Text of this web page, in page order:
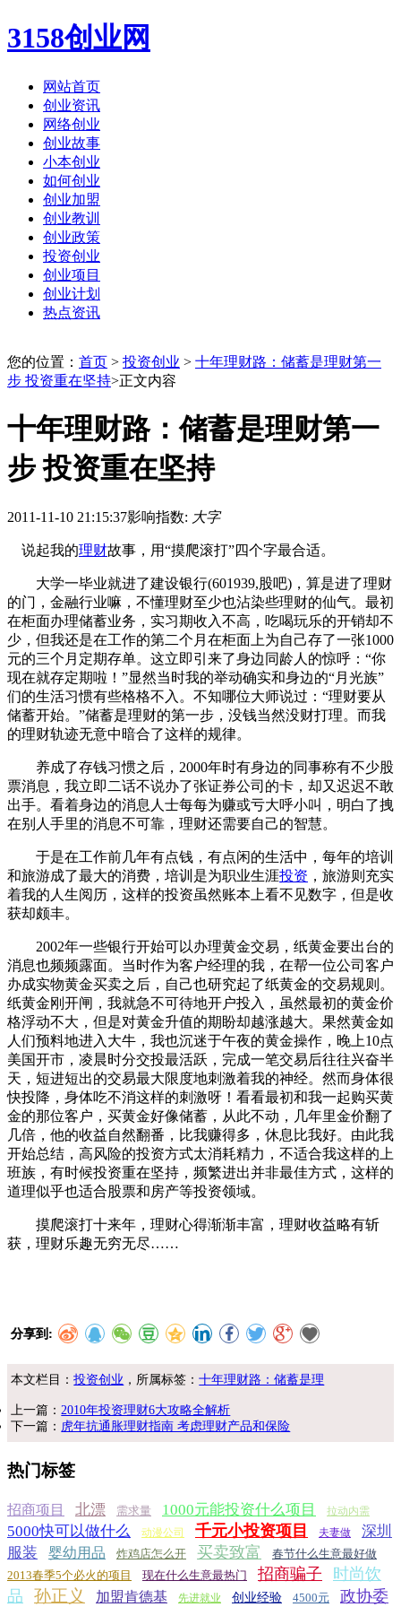
3158创业网
网站首页
创业资讯
网络创业
创业故事
小本创业
如何创业
创业加盟
创业教训
创业政策
投资创业
创业项目
创业计划
热点资讯
您的位置： 首页 > 投资创业 > 十年理财路：储蓄是理财第一
步 投资重在坚持>正文内容
十年理财路：储蓄是理财第一
步 投资重在坚持
2011-11-10 21:15:37影响指数: 大字
说起我的理财故事，用“摸爬滚打”四个字最合适。
大学一毕业就进了建设银行(601939,股吧)，算是进了理财
的门，金融行业嘛，不懂理财至少也沾染些理财的仙气。最初
在柜面办理储蓄业务，实习期收入不高，吃喝玩乐的开销却不
少，但我还是在工作的第二个月在柜面上为自己存了一张1000
元的三个月定期存单。这立即引来了身边同龄人的惊呼：“你
现在就存定期啦！”显然当时我的举动确实和身边的“月光族”
们的生活习惯有些格格不入。不知哪位大师说过：“理财要从
储蓄开始。”储蓄是理财的第一步，没钱当然没财打理。而我
的理财轨迹无意中暗合了这样的规律。
养成了存钱习惯之后，2000年时有身边的同事称有不少股
票消息，我立即二话不说办了张证券公司的卡，却又迟迟不敢
出手。看着身边的消息人士每每为赚或亏大呼小叫，明白了拽
在别人手里的消息不可靠，理财还需要自己的智慧。
于是在工作前几年有点钱，有点闲的生活中，每年的培训
和旅游成了最大的消费，培训是为职业生涯投资 ，旅游则充实
着我的人生阅历，这样的投资虽然账本上看不见数字，但是收
获却颇丰。
2002年一些银行开始可以办理黄金交易，纸黄金要出台的
消息也频频露面。当时作为客户经理的我，在帮一位公司客户
办成实物黄金买卖之后，自己也研究起了纸黄金的交易规则。
纸黄金刚开闸，我就急不可待地开户投入，虽然最初的黄金价
格浮动不大，但是对黄金升值的期盼却越涨越大。果然黄金如
人们预料地进入大牛，我也沉迷于午夜的黄金操作，晚上10点
美国开市，凌晨时分交投最活跃，完成一笔交易后往往兴奋半
天，短进短出的交易最大限度地刺激着我的神经。然而身体很
快投降，身体吃不消这样的刺激呀！看看最初和我一起购买黄
金的那位客户，买黄金好像储蓄，从此不动，几年里金价翻了
几倍，他的收益自然翻番，比我赚得多，休息比我好。由此我
开始总结，高风险的投资方式太消耗精力，不适合我这样的上
班族，有时候投资重在坚持，频繁进出并非最佳方式，这样的
道理似乎也适合股票和房产等投资领域。
摸爬滚打十来年，理财心得渐渐丰富，理财收益略有斩
获，理财乐趣无穷无尽……
分享到:
本文栏目：投资创业 ，所属标签：十年理财路：储蓄是理
上一篇： 2010年投资理财6大攻略全解析
下一篇： 虎年抗通胀理财指南 考虑理财产品和保险
热门标签
招商项目 北漂 需求量 1000元能投资什么项目 拉动内需
5000快可以做什么 动漫公司 千元小投资项目 夫妻做
深圳
服装
婴幼用品 炸鸡店怎么开 买卖致富
春节什么生意最好做
2013春季5个必火的项目
现在什么生意最热门 招商骗子
时尚饮
品
孙正义 加盟肯德基 先进就业 创业经验 4500元 政协委